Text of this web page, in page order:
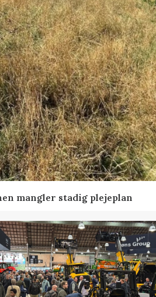
mangler stadig plejeplan